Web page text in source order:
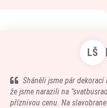
LŠ
Sháněli jsme pár
že jsme narazili na
příznivou cenu. Na